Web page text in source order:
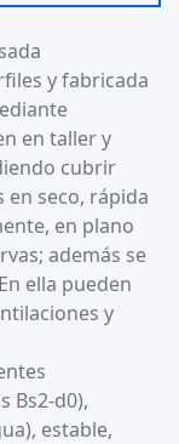
y fabricada
en taller y
cubrir
en seco, rápida
en plano
además se
ella pueden
y
Bs2-d0),
estable,